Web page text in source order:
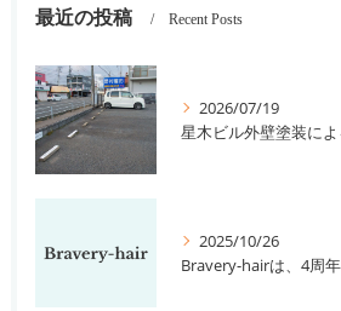
最近の投稿 Recent Posts
2026/07/19
2025/10/26
Bravery-hairは、4周